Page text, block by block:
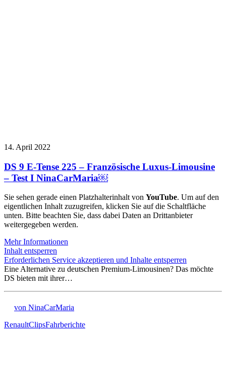
14. April 2022
DS 9 E-Tense 225 – Französische Luxus-Limousine
– Test I NinaCarMaria￼
Sie sehen gerade einen Platzhalterinhalt von YouTube. Um auf den
eigentlichen Inhalt zuzugreifen, klicken Sie auf die Schaltfläche
unten. Bitte beachten Sie, dass dabei Daten an Drittanbieter
weitergegeben werden.
Mehr Informationen
Inhalt entsperren
Erforderlichen Service akzeptieren und Inhalte entsperren
Eine Alternative zu deutschen Premium-Limousinen? Das möchte
DS bieten mit ihrer…
von NinaCarMaria
RenaultClipsFahrberichte